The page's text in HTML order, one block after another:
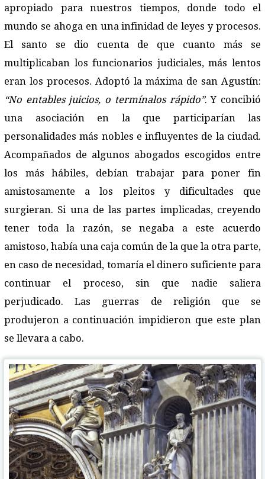
apropiado para nuestros tiempos, donde todo el
mundo se ahoga en una infinidad de leyes y procesos.
El santo se dio cuenta de que cuanto más se
multiplicaban los funcionarios judiciales, más lentos
eran los procesos. Adoptó la máxima de san Agustín:
“No entables juicios, o termínalos rápido”. Y concibió
una asociación en la que participarían las
personalidades más nobles e influyentes de la ciudad.
Acompañados de algunos abogados escogidos entre
los más hábiles, debían trabajar para poner fin
amistosamente a los pleitos y dificultades que
surgieran. Si una de las partes implicadas, creyendo
tener toda la razón, se negaba a este acuerdo
amistoso, había una caja común de la que la otra parte,
en caso de necesidad, tomaría el dinero suficiente para
continuar el proceso, sin que nadie saliera
perjudicado. Las guerras de religión que se
produjeron a continuación impidieron que este plan
se llevara a cabo.